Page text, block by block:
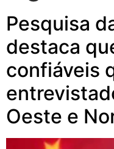
Pesquisa
destaca
confiáveis
Oeste e